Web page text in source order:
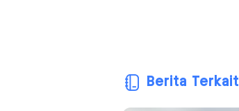
Berita Terkait